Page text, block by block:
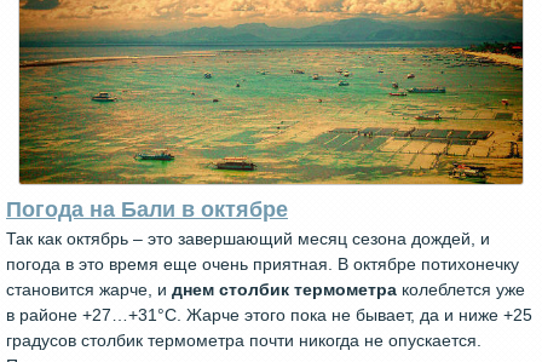
Погода на Бали в октябре
Так как октябрь – это завершающий месяц сезона дождей, и
погода в это время еще очень приятная. В октябре потихонечку
становится жарче, и днем столбик термометра колеблется уже
в районе +27…+31°С. Жарче этого пока не бывает, да и ниже +25
градусов столбик термометра почти никогда не опускается.